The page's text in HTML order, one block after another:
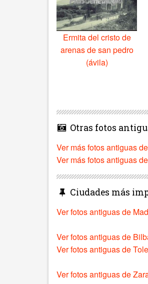
Ermita del cristo de
arenas de san pedro
(ávila)
Otras fotos
Ver más fotos antiguas
Ver más fotos antiguas
Ciudades más
Ver fotos antiguas de
Ver fotos antiguas de
Ver fotos antiguas de
Ver fotos antiguas de